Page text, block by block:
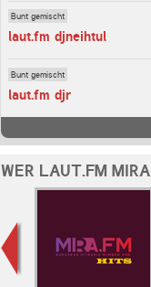
Bunt gemischt
laut.fm djneihtul
Bunt gemischt
laut.fm djr
WER LAUT.FM